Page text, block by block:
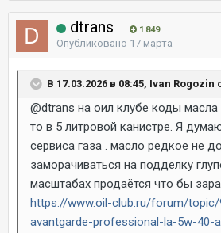
dtrans 1 849
Опубликовано 17 марта
В 17.03.2026 в 08:45, Ivan Rogozin
@dtrans на оил клубе коды масла
то в 5 литровой канистре. Я
сервиса газа . масло редкое не
заморачиваться на подделку
масштабах продаётся что бы
https://www.oil-club.ru/forum/topic/
avantgarde-professional-la-5w-40-